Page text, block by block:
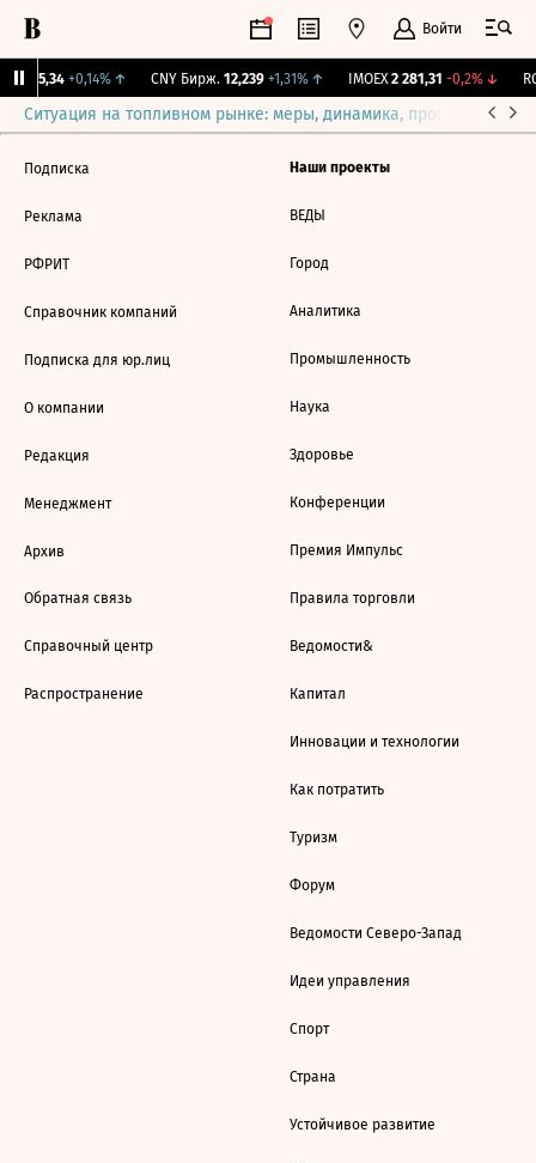
Войти
115,34 +0,14%↑ CNY Бирж. 12,239 +1,31%↑ IMOEX 2 281,31 -0,2%↓
Ситуация на топливном рынке: меры, динамика, прогнозы
Подписка
Реклама
РФРИТ
Справочник компаний
Подписка для юр.лиц
О компании
Редакция
Менеджмент
Архив
Обратная связь
Справочный центр
Распространение
Наши проекты
ВЕДЫ
Город
Аналитика
Промышленность
Наука
Здоровье
Конференции
Премия Импульс
Правила торговли
Ведомости&
Капитал
Инновации и технологии
Как потратить
Туризм
Форум
Ведомости Северо-Запад
Идеи управления
Спорт
Страна
Устойчивое развитие